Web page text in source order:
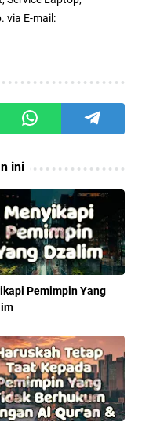
via E-mail:
ini
Pemimpin Yang